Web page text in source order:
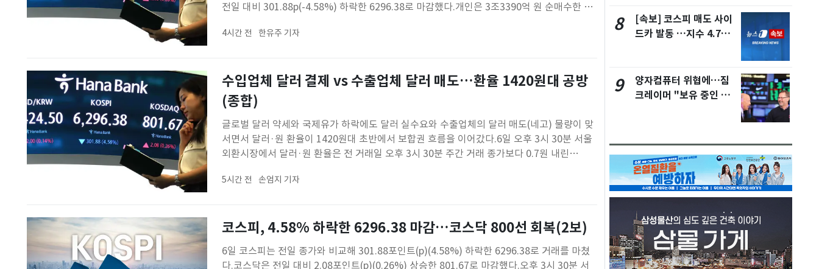
전일 대비 301.88p(-4.58%) 하락한 6296.38로 마감했다.개인은 3조3390억 원 순매수한 반
외국인이 개인과 함께 매수 우위를 보였다.삼성전자와 SK하
4시간 전 한유주 기자
수입업체 달러 결제 vs 수출업체 달러 매도…환율 1420원대 공방
(종합)
글로벌 달러 약세와 국제유가 하락에도 달러 실수요와 수출업체의 달러 매도(네고) 물량이 맞
서면서 달러·원 환율이 1420원대 초반에서 보합권 흐름을 이어갔다.6일 오후 3시 30분 서울
외환시장에서 달러·원 환율은 전 거래일 오후 3시 30분 주간 거래 종가보다 0.7원 내린
1422.8원까지 하락했지만 오후 들어 낙폭을 일부 줄이며 1420원대
5시간 전 손엄지 기자
코스피, 4.58% 하락한 6296.38 마감…코스닥 800선 회복(2보)
6일 코스피는 전일 종가와 비교해 301.88포인트(p)(4.58%) 하락한 6296.38로 거래를 마쳤
다.코스닥은 전일 대비 2.08포인트(p)(0.26%) 상승한 801.67로 마감했다.오후 3시 30분 서
8
[속보] 코스피 매도 사이
드카 발동 …지수 4.7%
9
양자컴퓨터 위협에…짐
크레이머 "보유 중인 비